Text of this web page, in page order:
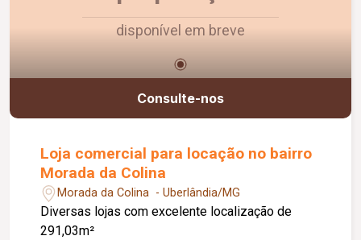
disponível em breve
Consulte-nos
Loja comercial para locação no bairro
Morada da Colina
Morada da Colina - Uberlândia/MG
Diversas lojas com excelente localização de
291,03m²